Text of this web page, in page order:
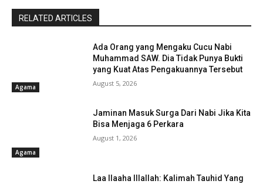
RELATED ARTICLES
Agama
Ada Orang yang Mengaku Cucu Nabi
Muhammad SAW. Dia Tidak Punya Bukti
yang Kuat Atas Pengakuannya Tersebut
August 5, 2026
Agama
Jaminan Masuk Surga Dari Nabi Jika Kita
Bisa Menjaga 6 Perkara
August 1, 2026
Laa Ilaaha Illallah: Kalimah Tauhid Yang